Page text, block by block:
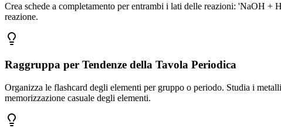
Crea schede a completamento per entrambi i lati delle reazioni: 'NaOH
reazione.
Raggruppa per Tendenze della Tavola Periodica
Organizza le flashcard degli elementi per gruppo o periodo. Studia i
memorizzazione casuale degli elementi.